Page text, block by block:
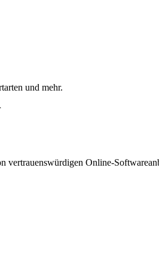
und mehr.
vertrauenswürdigen Online-